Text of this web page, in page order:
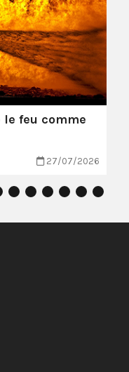
le feu comme
27/07/2026